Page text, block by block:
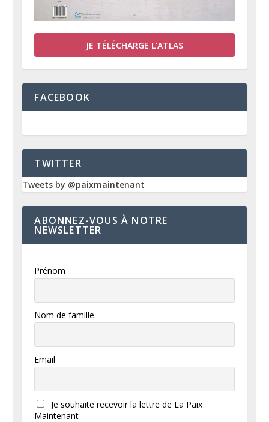
JE TÉLÉCHARGE L’ATLAS
FACEBOOK
TWITTER
Tweets by @paixmaintenant
ABONNEZ-VOUS À NOTRE
NEWSLETTER
Prénom
Nom de famille
Email
Je souhaite recevoir la lettre de La Paix
Maintenant